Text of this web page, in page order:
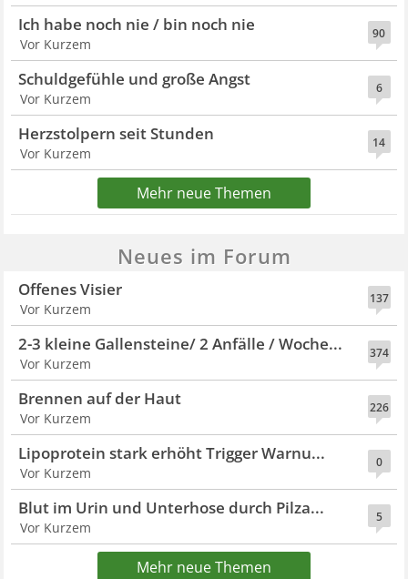
90
Ich habe noch nie / bin noch nie
Vor Kurzem
6
Schuldgefühle und große Angst
Vor Kurzem
14
Herzstolpern seit Stunden
Vor Kurzem
Mehr neue Themen
Neues im Forum
137
Offenes Visier
Vor Kurzem
374
2-3 kleine Gallensteine/ 2 Anfälle / Woche...
Vor Kurzem
226
Brennen auf der Haut
Vor Kurzem
0
Lipoprotein stark erhöht Trigger Warnu...
Vor Kurzem
5
Blut im Urin und Unterhose durch Pilza...
Vor Kurzem
Mehr neue Themen